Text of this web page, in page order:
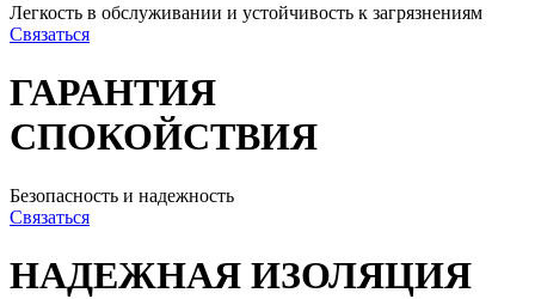
Легкость в обслуживании и устойчивость к загрязнениям
Связаться
ГАРАНТИЯ
СПОКОЙСТВИЯ
Безопасность и надежность
Связаться
НАДЕЖНАЯ ИЗОЛЯЦИЯ